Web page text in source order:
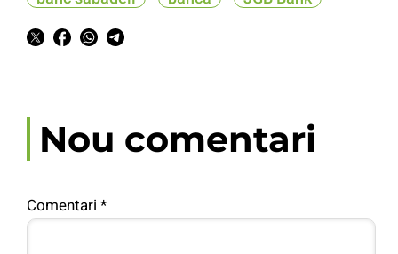
Nou comentari
Comentari *